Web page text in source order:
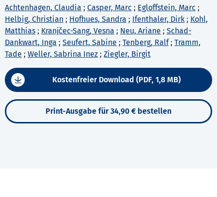
Achtenhagen, Claudia ; Casper, Marc ; Egloffstein, Marc ;
Helbig, Christian ; Hofhues, Sandra ; Ifenthaler, Dirk ; Kohl,
Matthias ; Kranjčec-Sang, Vesna ; Neu, Ariane ; Schad-
Dankwart, Inga ; Seufert, Sabine ; Tenberg, Ralf; Tramm,
Tade ; Weller, Sabrina Inez ; Ziegler, Birgit
Kostenfreier Download (PDF, 1,8 MB)
Print-Ausgabe für 34,90 € bestellen